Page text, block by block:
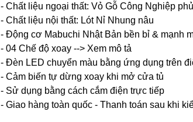
- Chất liệu ngoại thất: Vỏ Gỗ Công Nghiệp
- Chất liệu nội thất: Lót Nỉ Nhung nâu
- Động cơ Mabuchi Nhật Bản bền bỉ & mạnh
- 04 Chế độ xoay --> Xem mô tả
- Đèn LED chuyển màu bằng ứng dụng trên
- Cảm biến tự dừng xoay khi mở cửa tủ
- Sử dụng bằng cách cắm điện trực tiếp
- Giao hàng toàn quốc - Thanh toán sau khi